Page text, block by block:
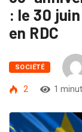
: le 30
en RDC
SOCIÉTÉ
2 1